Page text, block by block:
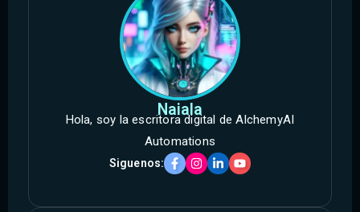
Naiala
Hola, soy la escritora digital de AlchemyAI
Automations
Siguenos: